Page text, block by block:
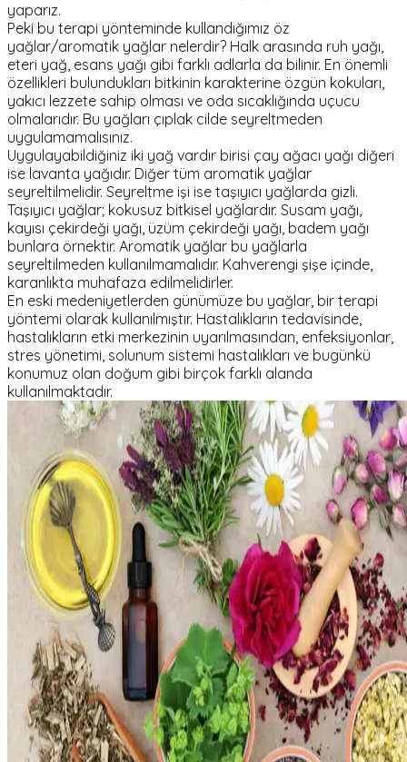
yaparız.
Peki bu terapi yönteminde kullandığımız öz
yağlar/aromatik yağlar nelerdir? Halk arasında ruh yağı,
eteri yağ, esans yağı gibi farklı adlarla da bilinir. En önemli
özellikleri bulundukları bitkinin karakterine özgün kokuları,
yakıcı lezzete sahip olması ve oda sıcaklığında uçucu
olmalarıdır. Bu yağları çıplak cilde seyreltmeden
uygulamamalısınız.
Uygulayabildiğiniz iki yağ vardır birisi çay ağacı yağı diğeri
ise lavanta yağıdır. Diğer tüm aromatik yağlar
seyreltilmelidir. Seyreltme işi ise taşıyıcı yağlarda gizli.
Taşıyıcı yağlar; kokusuz bitkisel yağlardır. Susam yağı,
kayısı çekirdeği yağı, üzüm çekirdeği yağı, badem yağı
bunlara örnektir. Aromatik yağlar bu yağlarla
seyreltilmeden kullanılmamalıdır. Kahverengi şişe içinde,
karanlıkta muhafaza edilmelidirler.
En eski medeniyetlerden günümüze bu yağlar, bir terapi
yöntemi olarak kullanılmıştır. Hastalıkların tedavisinde,
hastalıkların etki merkezinin uyarılmasından, enfeksiyonlar,
stres yönetimi, solunum sistemi hastalıkları ve bugünkü
konumuz olan doğum gibi birçok farklı alanda
kullanılmaktadır.